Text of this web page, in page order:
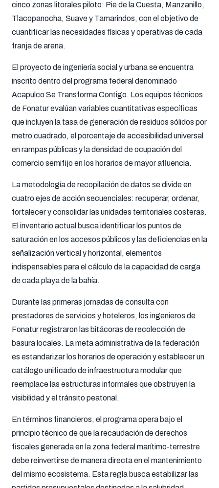
cinco zonas litorales piloto: Pie de la Cuesta, Manzanillo,
Tlacopanocha, Suave y Tamarindos, con el objetivo de
cuantificar las necesidades físicas y operativas de cada
franja de arena.
El proyecto de ingeniería social y urbana se encuentra
inscrito dentro del programa federal denominado
Acapulco Se Transforma Contigo. Los equipos técnicos
de Fonatur evalúan variables cuantitativas específicas
que incluyen la tasa de generación de residuos sólidos por
metro cuadrado, el porcentaje de accesibilidad universal
en rampas públicas y la densidad de ocupación del
comercio semifijo en los horarios de mayor afluencia.
La metodología de recopilación de datos se divide en
cuatro ejes de acción secuenciales: recuperar, ordenar,
fortalecer y consolidar las unidades territoriales costeras.
El inventario actual busca identificar los puntos de
saturación en los accesos públicos y las deficiencias en la
señalización vertical y horizontal, elementos
indispensables para el cálculo de la capacidad de carga
de cada playa de la bahía.
Durante las primeras jornadas de consulta con
prestadores de servicios y hoteleros, los ingenieros de
Fonatur registraron las bitácoras de recolección de
basura locales. La meta administrativa de la federación
es estandarizar los horarios de operación y establecer un
catálogo unificado de infraestructura modular que
reemplace las estructuras informales que obstruyen la
visibilidad y el tránsito peatonal.
En términos financieros, el programa opera bajo el
principio técnico de que la recaudación de derechos
fiscales generada en la zona federal marítimo-terrestre
debe reinvertirse de manera directa en el mantenimiento
del mismo ecosistema. Esta regla busca estabilizar las